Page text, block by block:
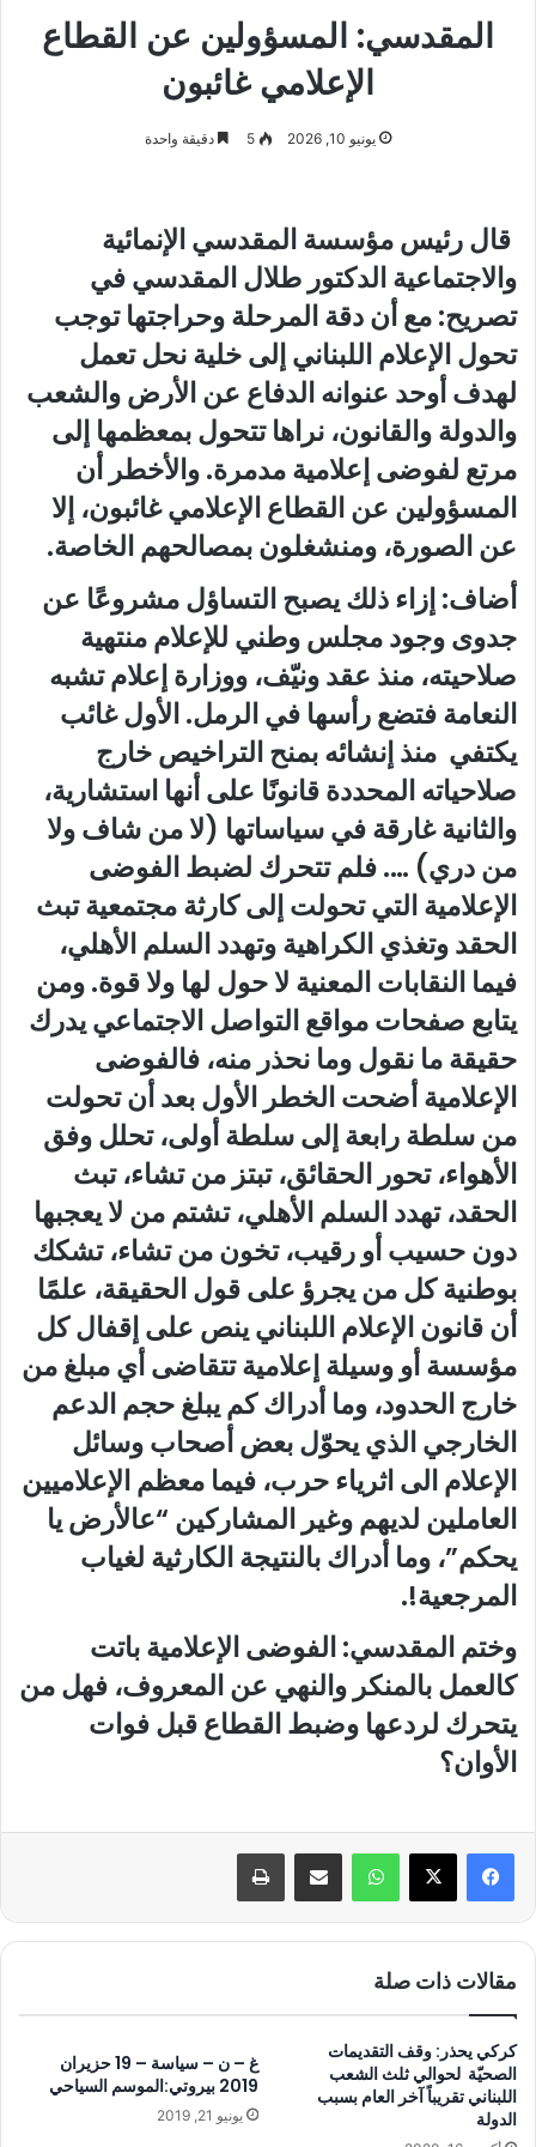
المقدسي: المسؤولين عن القطاع
الإعلامي غائبون
يونيو 10, 2026 5 دقيقة واحدة
قال رئيس مؤسسة المقدسي الإنمائية
والاجتماعية الدكتور طلال المقدسي في
تصريح: مع أن دقة المرحلة وحراجتها توجب
تحول الإعلام اللبناني إلى خلية نحل تعمل
لهدف أوحد عنوانه الدفاع عن الأرض والشعب
والدولة والقانون، نراها تتحول بمعظمها إلى
مرتع لفوضى إعلامية مدمرة. والأخطر أن
المسؤولين عن القطاع الإعلامي غائبون، إلا
عن الصورة، ومنشغلون بمصالحهم الخاصة.
أضاف: إزاء ذلك يصبح التساؤل مشروعًا عن
جدوى وجود مجلس وطني للإعلام منتهية
صلاحيته، منذ عقد ونيّف، ووزارة إعلام تشبه
النعامة فتضع رأسها في الرمل. الأول غائب
يكتفي منذ إنشائه بمنح التراخيص خارج
صلاحياته المحددة قانونًا على أنها استشارية،
والثانية غارقة في سياساتها (لا من شاف ولا
من دري) …. فلم تتحرك لضبط الفوضى
الإعلامية التي تحولت إلى كارثة مجتمعية تبث
الحقد وتغذي الكراهية وتهدد السلم الأهلي،
فيما النقابات المعنية لا حول لها ولا قوة. ومن
يتابع صفحات مواقع التواصل الاجتماعي يدرك
حقيقة ما نقول وما نحذر منه، فالفوضى
الإعلامية أضحت الخطر الأول بعد أن تحولت
من سلطة رابعة إلى سلطة أولى، تحلل وفق
الأهواء، تحور الحقائق، تبتز من تشاء، تبث
الحقد، تهدد السلم الأهلي، تشتم من لا يعجبها
دون حسيب أو رقيب، تخون من تشاء، تشكك
بوطنية كل من يجرؤ على قول الحقيقة، علمًا
أن قانون الإعلام اللبناني ينص على إقفال كل
مؤسسة أو وسيلة إعلامية تتقاضى أي مبلغ من
خارج الحدود، وما أدراك كم يبلغ حجم الدعم
الخارجي الذي يحوّل بعض أصحاب وسائل
الإعلام الى اثرياء حرب، فيما معظم الإعلاميين
العاملين لديهم وغير المشاركين “عالأرض يا
يحكم”، وما أدراك بالنتيجة الكارثية لغياب
المرجعية!.
وختم المقدسي: الفوضى الإعلامية باتت
كالعمل بالمنكر والنهي عن المعروف، فهل من
يتحرك لردعها وضبط القطاع قبل فوات
الأوان؟
واتساب مشاركة عبر البريد طباعة
مقالات ذات صلة
كركي يحذر: وقف التقديمات
الصحيّة لحوالي ثلث الشعب
اللبناني تقريباً آخر العام بسبب
الدولة
غ – ن – سياسة – 19 حزيران
2019 بيروتي:الموسم السياحي
يونيو 21, 2019